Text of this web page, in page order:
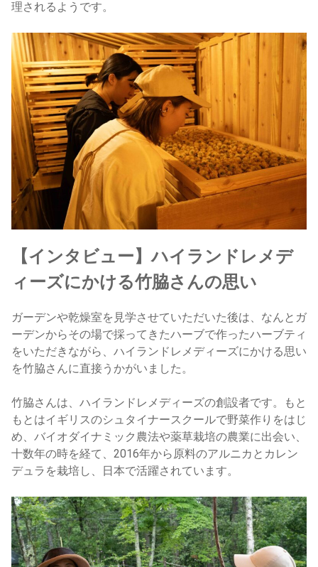
理されるようです。
【インタビュー】ハイランドレメデ
ィーズにかける竹脇さんの思い
ガーデンや乾燥室を見学させていただいた後は、なんとガ
ーデンからその場で採ってきたハーブで作ったハーブティ
をいただきながら、ハイランドレメディーズにかける思い
を竹脇さんに直接うかがいました。
竹脇さんは、ハイランドレメディーズの創設者です。もと
もとはイギリスのシュタイナースクールで野菜作りをはじ
め、バイオダイナミック農法や薬草栽培の農業に出会い、
十数年の時を経て、2016年から原料のアルニカとカレン
デュラを栽培し、日本で活躍されています。